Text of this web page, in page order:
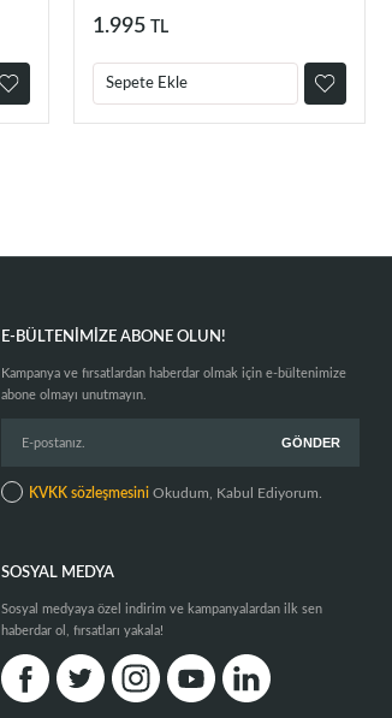
1.995 TL
Sepete Ekle
E-BÜLTENIMIZE ABONE OLUN!
Kampanya ve fırsatlardan haberdar olmak için e-bültenimize
abone olmayı unutmayın.
KVKK sözleşmesini Okudum, Kabul Ediyorum.
SOSYAL MEDYA
Sosyal medyaya özel indirim ve kampanyalardan ilk sen
haberdar ol, fırsatları yakala!